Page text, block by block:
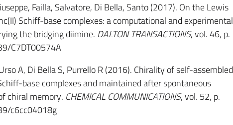
Failla, Salvatore, Di Bella, Santo (2017). On the Lewis
Schiff-base complexes: a computational and experimental
the bridging diimine. DALTON TRANSACTIONS, vol. 46, p.
C7DT00574A
A, Di Bella S, Purrello R (2016). Chirality of self-assembled
base complexes and maintained after spontaneous
chiral memory. CHEMICAL COMMUNICATIONS, vol. 52, p.
c6cc04018g